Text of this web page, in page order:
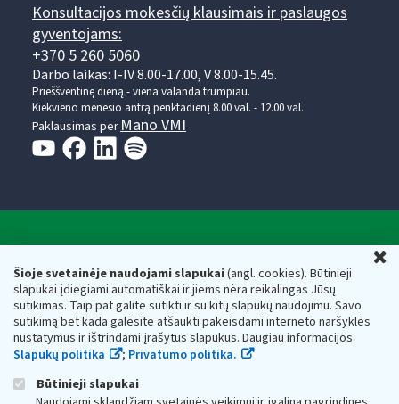
Šioje svetainėje naudojami slapukai(angl. cookies). Būtinieji
slapukai įdiegiami automatiškai ir jiems nėra reikalingas Jūsų
sutikimas. Taip pat galite sutikti ir su kitų slapukų naudojimu. Savo
sutikimą bet kada galėsite atšaukti pakeisdami interneto naršyklės
nustatymus ir ištrindami įrašytus slapukus. Daugiau informacijos
Slapukų politika
; Privatumo politika.
Būtinieji slapukai
Konsultacijos mokesčių klausimais ir paslaugos
gyventojams:
+370 5 260 5060
Darbo laikas: I-IV 8.00-17.00, V 8.00-15.45.
Prieššventinę dieną - viena valanda trumpiau.
Kiekvieno mėnesio antrą penktadienį 8.00 val. - 12.00 val.
Paklausimas per Mano VMI
Respublikos finansų ministerijos
Biudžetinė įstaiga. Juridinio asmens kodas — 188659752,
adresas: Vasario 16-osios g. 14, 01107 Vilnius, Lietuva, el.paštas:
vmi@vmi.lt, E. pristatymo dėžutės adresas 188659752
Duomenys apie Valstybinę mokesčių inspekciją prie Lietuvos
Respublikos finansų ministerijos kaupiami ir saugomi Juridinių